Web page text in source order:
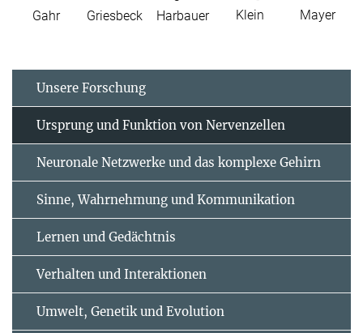
Gahr
Griesbeck
Harbauer
Klein
Mayer
Unsere Forschung
Ursprung und Funktion von Nervenzellen
Neuronale Netzwerke und das komplexe Gehirn
Sinne, Wahrnehmung und Kommunikation
Lernen und Gedächtnis
Verhalten und Interaktionen
Umwelt, Genetik und Evolution